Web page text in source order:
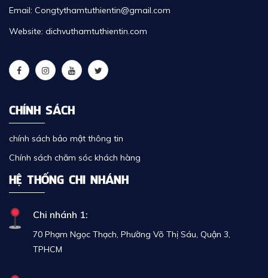
Email: Congtythamtuthientin@gmail.com
Website: dichvuthamtuthientin.com
CHÍNH SÁCH
chính sách bảo mật thông tin
Chính sách chăm sóc khách hàng
HỆ THỐNG CHI NHÁNH
Chi nhánh 1:
70 Phạm Ngọc Thạch, Phường Võ Thị Sáu, Quận 3,
TPHCM